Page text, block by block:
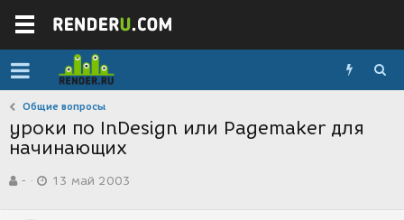
Общие вопросы
уроки по InDesign или Pagemaker для
начинающих
в-
а
13 май 2003